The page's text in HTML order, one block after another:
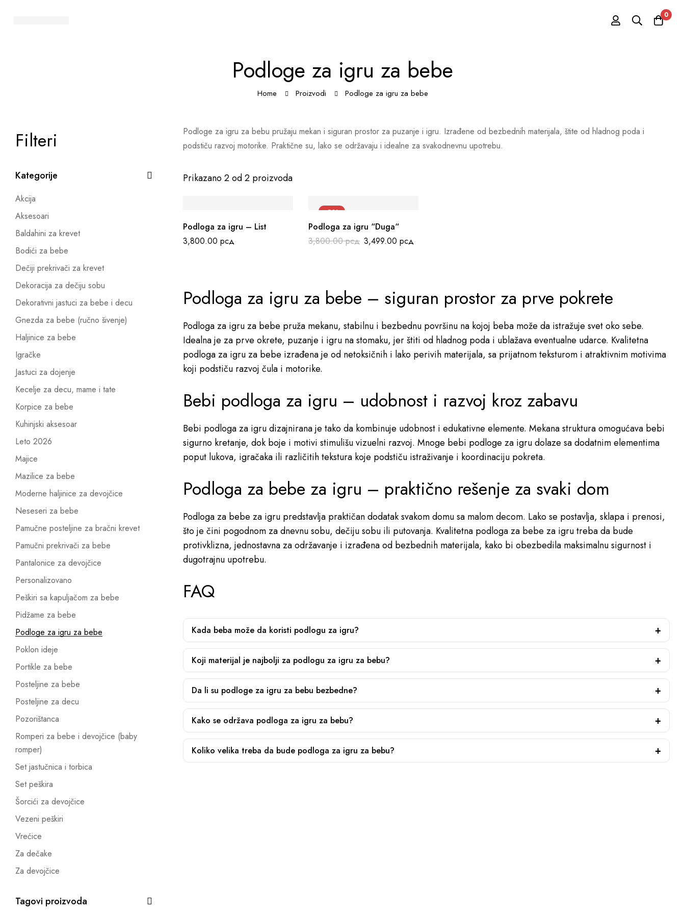
0
Podloge za igru za bebe
Home Proizvodi Podloge za igru za bebe
Filteri
Kategorije
Akcija
Aksesoari
Baldahini za krevet
Bodići za bebe
Dečiji prekrivači za krevet
Dekoracija za dečiju sobu
Dekorativni jastuci za bebe i decu
Gnezda za bebe (ručno šivenje)
Haljinice za bebe
Igračke
Jastuci za dojenje
Kecelje za decu, mame i tate
Korpice za bebe
Kuhinjski aksesoar
Leto 2026
Majice
Mazilice za bebe
Moderne haljinice za devojčice
Neseseri za bebe
Pamučne posteljine za bračni krevet
Pamučni prekrivači za bebe
Pantalonice za devojčice
Personalizovano
Peškiri sa kapuljačom za bebe
Pidžame za bebe
Podloge za igru za bebe
Poklon ideje
Portikle za bebe
Posteljine za bebe
Posteljine za decu
Pozorištanca
Romperi za bebe i devojčice (baby
romper)
Set jastučnica i torbica
Set peškira
Šorcići za devojčice
Vezeni peškiri
Vrećice
Za dečake
Za devojčice
Tagovi proizvoda
Podloge za igru za bebu pružaju mekan i siguran prostor za puzanje i igru. Izrađene od bezbednih materijala, štite od hladnog poda i
podstiču razvoj motorike. Praktične su, lako se održavaju i idealne za svakodnevnu upotrebu.
Prikazano 2 od 2 proizvoda
Podloga za igru – List
3,800.00 рсд
-8%
Podloga za igru “Duga“
3,800.00рсд 3,499.00 рсд
Podloga za igru za bebe – siguran prostor za prve pokrete
Podloga za igru za bebe pruža mekanu, stabilnu i bezbednu površinu na kojoj beba može da istražuje svet oko sebe.
Idealna je za prve okrete, puzanje i igru na stomaku, jer štiti od hladnog poda i ublažava eventualne udarce. Kvalitetna
podloga za igru za bebe izrađena je od netoksičnih i lako perivih materijala, sa prijatnom teksturom i atraktivnim motivima
koji podstiču razvoj čula i motorike.
Bebi podloga za igru – udobnost i razvoj kroz zabavu
Bebi podloga za igru dizajnirana je tako da kombinuje udobnost i edukativne elemente. Mekana struktura omogućava bebi
sigurno kretanje, dok boje i motivi stimulišu vizuelni razvoj. Mnoge bebi podloge za igru dolaze sa dodatnim elementima
poput lukova, igračaka ili različitih tekstura koje podstiču istraživanje i koordinaciju pokreta.
Podloga za bebe za igru – praktično rešenje za svaki dom
Podloga za bebe za igru predstavlja praktičan dodatak svakom domu sa malom decom. Lako se postavlja, sklapa i prenosi,
što je čini pogodnom za dnevnu sobu, dečiju sobu ili putovanja. Kvalitetna podloga za bebe za igru treba da bude
protivklizna, jednostavna za održavanje i izrađena od bezbednih materijala, kako bi obezbedila maksimalnu sigurnost i
dugotrajnu upotrebu.
FAQ
Kada beba može da koristi podlogu za igru?
Koji materijal je najbolji za podlogu za igru za bebu?
Da li su podloge za igru za bebu bezbedne?
Kako se održava podloga za igru za bebu?
Koliko velika treba da bude podloga za igru za bebu?